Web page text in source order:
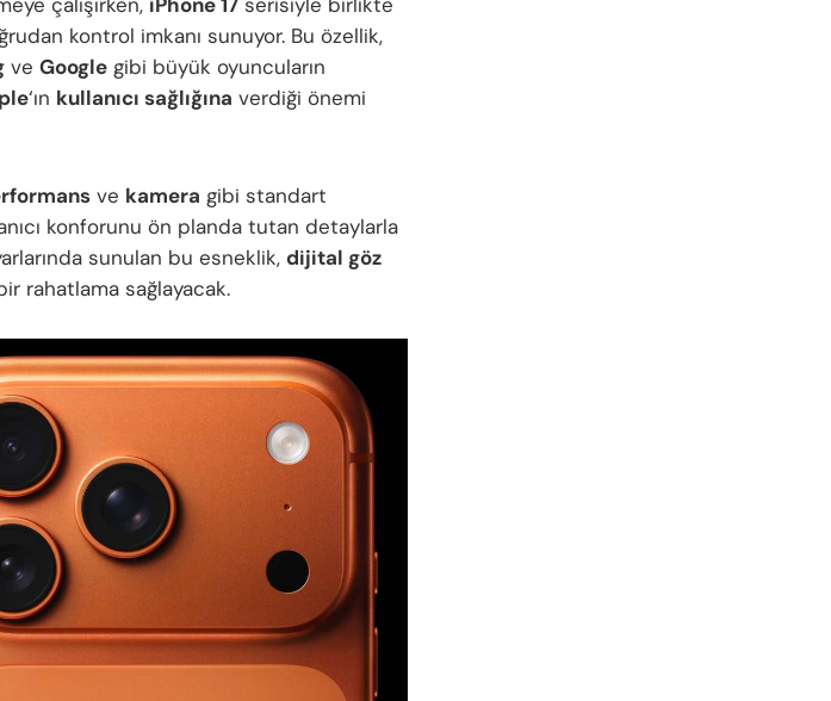
kontrol imkanı sunuyor. Bu özellik,
ve Google gibi büyük oyuncuların
‘ın kullanıcı sağlığına verdiği önemi
ve kamera gibi standart
konforunu ön planda tutan detaylarla
sunulan bu esneklik, dijital göz
rahatlama sağlayacak.